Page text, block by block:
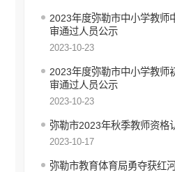
行政许可
行政处罚和行政强制
建议提案办理答复
重大建设项目信息公开
2023年度弥勒市中小学教师
审通过人员公示
2023-10-23
2023年度弥勒市中小学教师
审通过人员公示
2023-10-23
弥勒市2023年秋季教师资格
2023-10-17
弥勒市教育体育局勇夺获红